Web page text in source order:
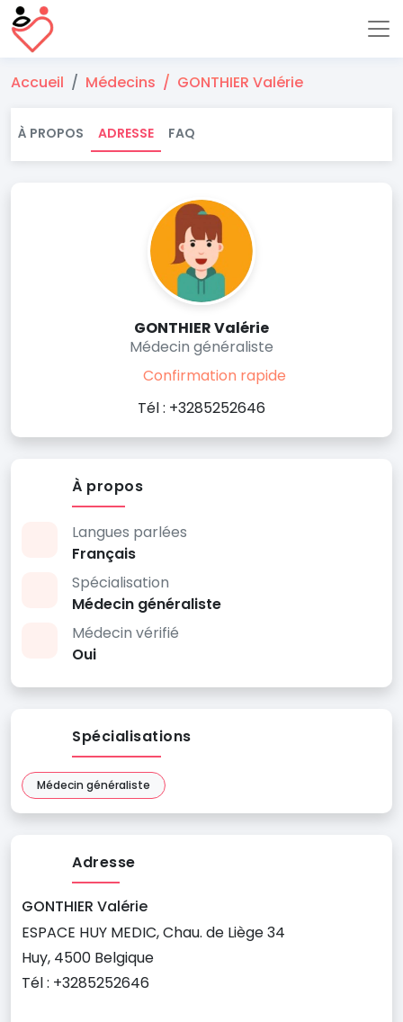
Accueil Médecins GONTHIER Valérie
À PROPOS ADRESSE FAQ
GONTHIER Valérie
Médecin généraliste
Confirmation rapide
Tél : +3285252646
À propos
Langues parlées
Français
Spécialisation
Médecin généraliste
Médecin vérifié
Oui
Spécialisations
Médecin généraliste
Adresse
GONTHIER Valérie
ESPACE HUY MEDIC, Chau. de Liège 34
Huy, 4500 Belgique
Tél : +3285252646